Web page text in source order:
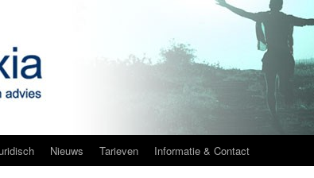
Nieuws Tarieven Informatie & Contact